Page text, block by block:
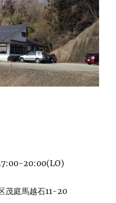
20:00(LO)
茂庭馬越石11-20